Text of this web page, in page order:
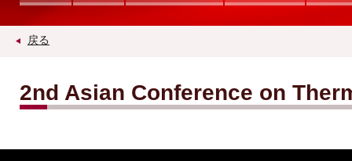
戻る
2nd Asian Conference on